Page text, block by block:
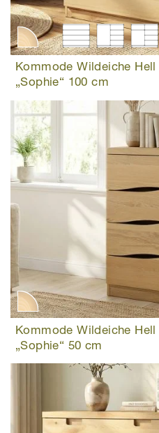
Kommode Wildeiche Hell
„Sophie“ 100 cm
Kommode Wildeiche Hell
„Sophie“ 50 cm